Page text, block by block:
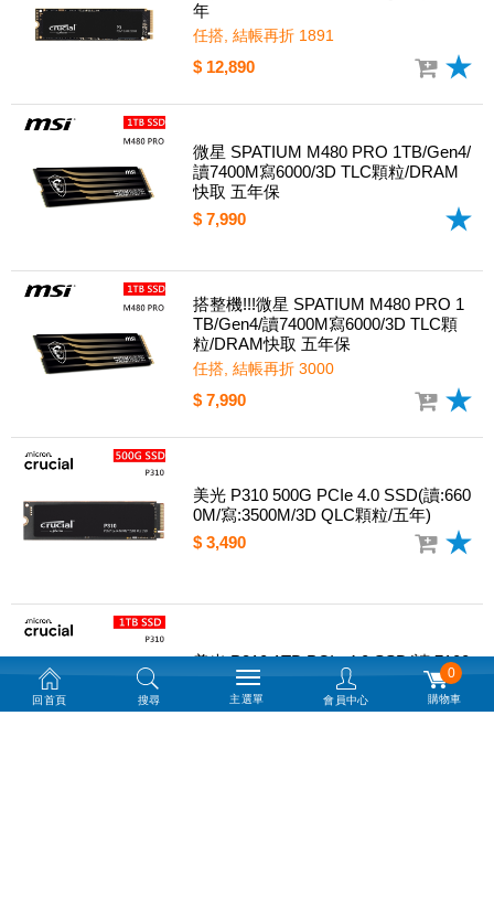
年
任搭, 結帳再折 1891
$ 12,890
微星 SPATIUM M480 PRO 1TB/Gen4/
讀7400M寫6000/3D TLC顆粒/DRAM
快取 五年保
$ 7,990
搭整機!!!微星 SPATIUM M480 PRO 1
TB/Gen4/讀7400M寫6000/3D TLC顆
粒/DRAM快取 五年保
任搭, 結帳再折 3000
$ 7,990
美光 P310 500G PCIe 4.0 SSD(讀:660
0M/寫:3500M/3D QLC顆粒/五年)
$ 3,490
美光 P310 1TB PCIe 4.0 SSD(讀:7100
M/寫:6000M/3D QLC顆粒/五年)
$ 5,990
回首頁 搜尋 主選單 會員中心
0
購物車